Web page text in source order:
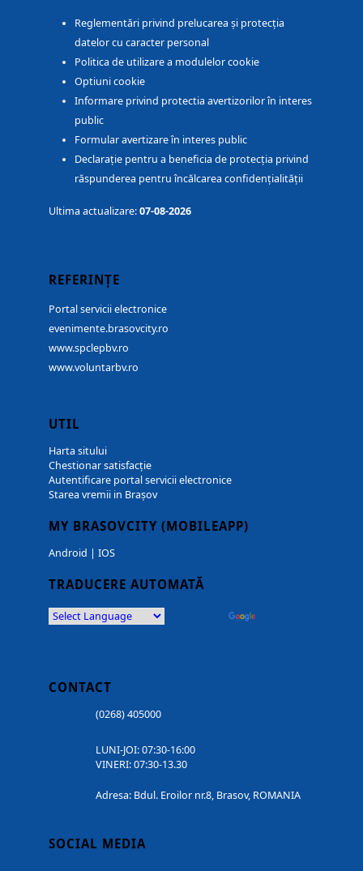
Reglementări privind prelucarea și protecția
datelor cu caracter personal
Politica de utilizare a modulelor cookie
Optiuni cookie
Informare privind protectia avertizorilor în interes
public
Formular avertizare în interes public
Declarație pentru a beneficia de protecția privind
răspunderea pentru încălcarea confidențialității
Ultima actualizare:07-08-2026
REFERINȚE
Portal servicii electronice
evenimente.brasovcity.ro
www.spclepbv.ro
www.voluntarbv.ro
UTIL
Harta sitului
Chestionar satisfacție
Autentificare portal servicii electronice
Starea vremii in Brașov
MY BRASOVCITY (MOBILEAPP)
Android | IOS
TRADUCERE AUTOMATĂ
CONTACT
(0268) 405000
LUNI-JOI: 07:30-16:00
VINERI: 07:30-13.30
Adresa: Bdul. Eroilor nr.8, Brasov, ROMANIA
SOCIAL MEDIA